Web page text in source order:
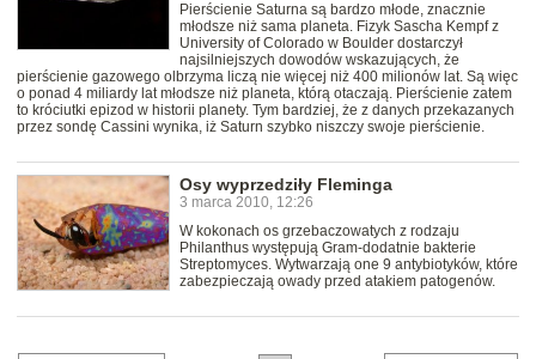
Pierścienie Saturna są bardzo młode, znacznie
młodsze niż sama planeta. Fizyk Sascha Kempf z
University of Colorado w Boulder dostarczył
najsilniejszych dowodów wskazujących, że
pierścienie gazowego olbrzyma liczą nie więcej niż 400 milionów lat. Są więc
o ponad 4 miliardy lat młodsze niż planeta, którą otaczają. Pierścienie zatem
to króciutki epizod w historii planety. Tym bardziej, że z danych przekazanych
przez sondę Cassini wynika, iż Saturn szybko niszczy swoje pierścienie.
Osy wyprzedziły Fleminga
3 marca 2010, 12:26
W kokonach os grzebaczowatych z rodzaju
Philanthus występują Gram-dodatnie bakterie
Streptomyces. Wytwarzają one 9 antybiotyków, które
zabezpieczają owady przed atakiem patogenów.